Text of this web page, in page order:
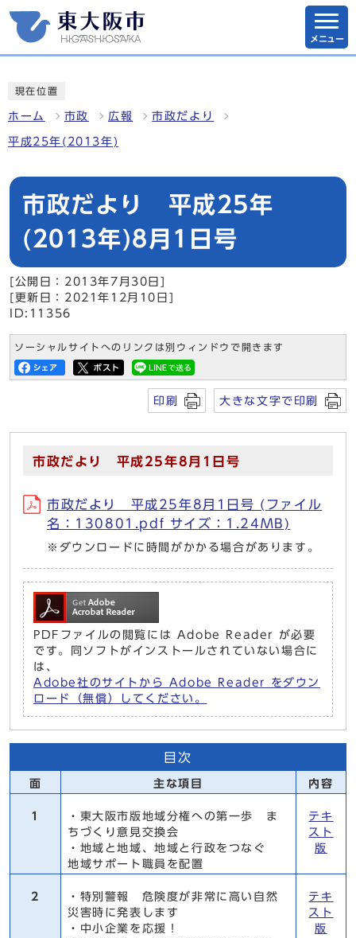
メニュー
現在位置
ホーム 市政 広報 市政だより
平成25年(2013年)
市政だより 平成25年
(2013年)8月1日号
[公開日：2013年7月30日]
[更新日：2021年12月10日]
ID:11356
ソーシャルサイトへのリンクは別ウィンドウで開きます
印刷 大きな文字で印刷
市政だより 平成25年8月1日号
市政だより 平成25年8月1日号 (ファイル
名：130801.pdf サイズ：1.24MB)
※ダウンロードに時間がかかる場合があります。
PDFファイルの閲覧には Adobe Reader が必要
です。同ソフトがインストールされていない場合に
は、
Adobe社のサイトから Adobe Reader をダウン
ロード（無償）してください。
目次
面 主な項目 内容
1
・東大阪市版地域分権への第一歩 ま
ちづくり意見交換会
・地域と地域、地域と行政をつなぐ
地域サポート職員を配置
テキ
スト
版
2
・特別警報 危険度が非常に高い自然
災害時に発表します
・中小企業を応援！
テキ
スト
版